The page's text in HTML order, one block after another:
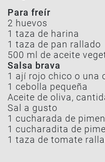
Para freír
2 huevos
1 taza de harina
1 taza de pan rallado
500 ml de aceite
Salsa brava
1 ají rojo chico o una
1 cebolla pequeña
Aceite de oliva,
Sal a gusto
1 cucharada de
1 cucharadita de
1 taza de tomate